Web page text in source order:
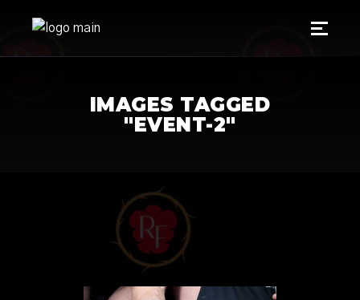
IMAGES TAGGED
"EVENT-2"